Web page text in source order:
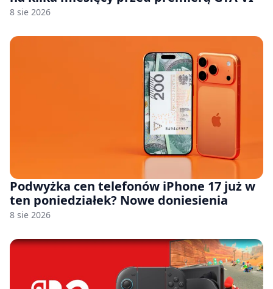
8 sie 2026
Podwyżka cen telefonów iPhone 17 już w
ten poniedziałek? Nowe doniesienia
8 sie 2026